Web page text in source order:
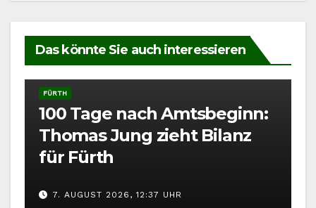
Das könnte Sie auch interessieren
FÜRTH
100 Tage nach Amtsbeginn:
Thomas Jung zieht Bilanz
für Fürth
7. AUGUST 2026, 12:37 UHR